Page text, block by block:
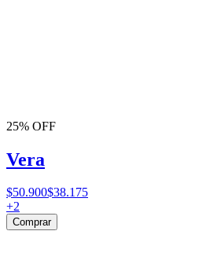
25% OFF
Vera
$50.900$38.175
+2
Comprar